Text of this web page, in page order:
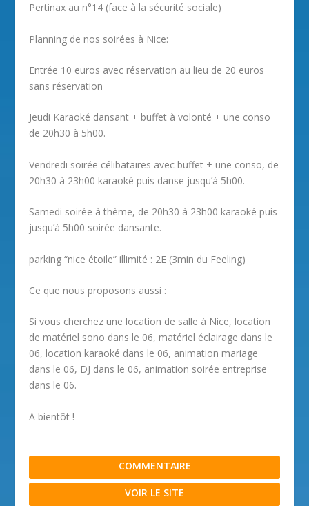
Pertinax au n°14 (face à la sécurité sociale)
Planning de nos soirées à Nice:
Entrée 10 euros avec réservation au lieu de 20 euros
sans réservation
Jeudi Karaoké dansant + buffet à volonté + une conso
de 20h30 à 5h00.
Vendredi soirée célibataires avec buffet + une conso, de
20h30 à 23h00 karaoké puis danse jusqu’à 5h00.
Samedi soirée à thème, de 20h30 à 23h00 karaoké puis
jusqu’à 5h00 soirée dansante.
parking “nice étoile” illimité : 2E (3min du Feeling)
Ce que nous proposons aussi :
Si vous cherchez une location de salle à Nice, location
de matériel sono dans le 06, matériel éclairage dans le
06, location karaoké dans le 06, animation mariage
dans le 06, DJ dans le 06, animation soirée entreprise
dans le 06.
A bientôt !
COMMENTAIRE
VOIR LE SITE